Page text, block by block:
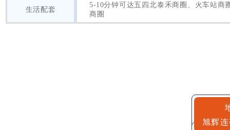
生活配套
5-10分钟可达五四北泰禾商圈、火车站商
商圈
旭辉